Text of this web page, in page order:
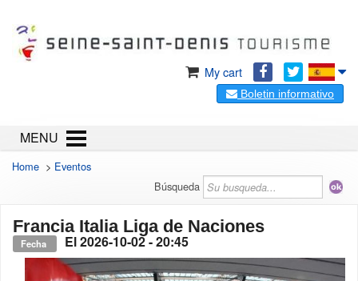
My cart
Boletin informativo
MENU
Home > Eventos
Búsqueda
Francia Italia Liga de Naciones
Fecha El2026-10-02- 20:45